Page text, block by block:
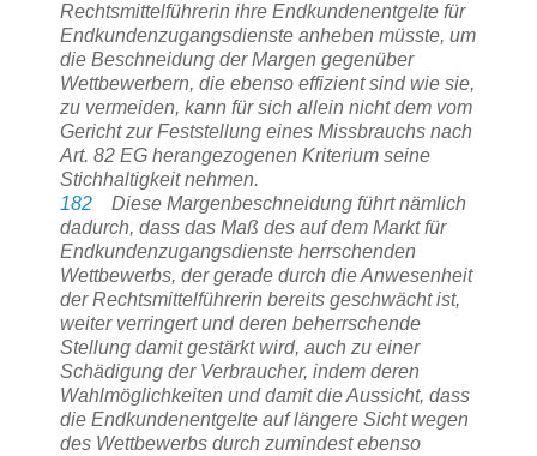
Rechtsmittelführerin ihre Endkundenentgelte für
Endkundenzugangsdienste anheben müsste, um
die Beschneidung der Margen gegenüber
Wettbewerbern, die ebenso effizient sind wie sie,
zu vermeiden, kann für sich allein nicht dem vom
Gericht zur Feststellung eines Missbrauchs nach
Art. 82 EG herangezogenen Kriterium seine
Stichhaltigkeit nehmen.
182 Diese Margenbeschneidung führt nämlich
dadurch, dass das Maß des auf dem Markt für
Endkundenzugangsdienste herrschenden
Wettbewerbs, der gerade durch die Anwesenheit
der Rechtsmittelführerin bereits geschwächt ist,
weiter verringert und deren beherrschende
Stellung damit gestärkt wird, auch zu einer
Schädigung der Verbraucher, indem deren
Wahlmöglichkeiten und damit die Aussicht, dass
die Endkundenentgelte auf längere Sicht wegen
des Wettbewerbs durch zumindest ebenso